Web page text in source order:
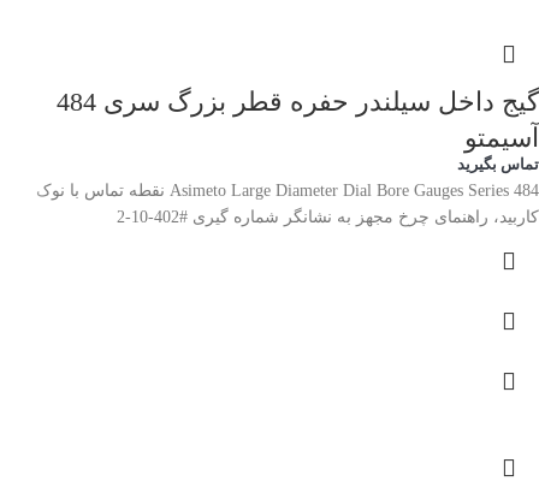
گیج داخل سیلندر حفره قطر بزرگ سری 484
آسیمتو
تماس بگیرید
Asimeto Large Diameter Dial Bore Gauges Series 484 نقطه تماس با نوک
کاربید، راهنمای چرخ مجهز به نشانگر شماره گیری #402-10-2